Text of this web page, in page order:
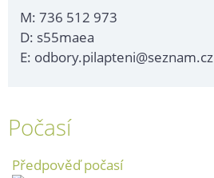
M: 736 512 973
D: s55maea
E: odbory.pilapteni@seznam.cz
Počasí
Předpověď počasí